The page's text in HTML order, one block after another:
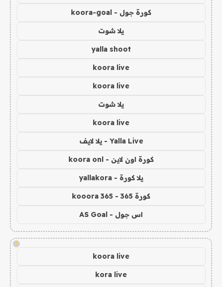
كورة جول - koora-goal
يلا شوت
yalla shoot
koora live
koora live
يلا شوت
koora live
Yalla Live - يلا لايف
كورة اون لاين - koora onl
يلا كورة - yallakora
كورة 365 - kooora 365
اس جول - AS Goal
!
koora live
kora live